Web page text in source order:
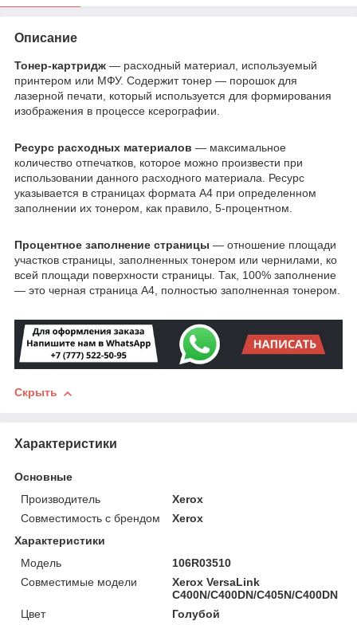
Описание
Тонер-картридж — расходный материал, используемый
принтером или МФУ. Содержит тонер — порошок для
лазерной печати, который используется для формирования
изображения в процессе ксерографии.
Ресурс расходных материалов — максимальное
количество отпечатков, которое можно произвести при
использовании данного расходного материала. Ресурс
указывается в страницах формата А4 при определенном
заполнении их тонером, как правило, 5-процентном.
Процентное заполнение страницы — отношение площади
участков страницы, заполненных тонером или чернилами, ко
всей площади поверхности страницы. Так, 100% заполнение
— это черная страница А4, полностью заполненная тонером.
Скрыть
Характеристики
Основные
Производитель
Xerox
Совместимость с брендом
Xerox
Характеристики
Модель
106R03510
Совместимые модели
Xerox VersaLink
C400N/C400DN/C405N/C400DN
Цвет
Голубой